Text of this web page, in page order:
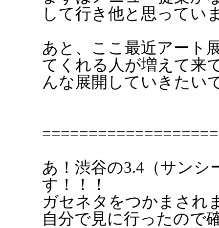
して行き他と思ってい
あと、ここ最近アート
てくれる人が増えて来
んな展開していきたい
あ！渋谷の3.4（サン
す！！！
ガセネタをつかまされ
自分で見に行ったので